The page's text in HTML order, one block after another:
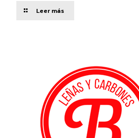
Leer más
CARBÓN
VEGETAL
DE
MARABÚ:
LAS
7
DIFERENCIAS
FUNDAMENTALES